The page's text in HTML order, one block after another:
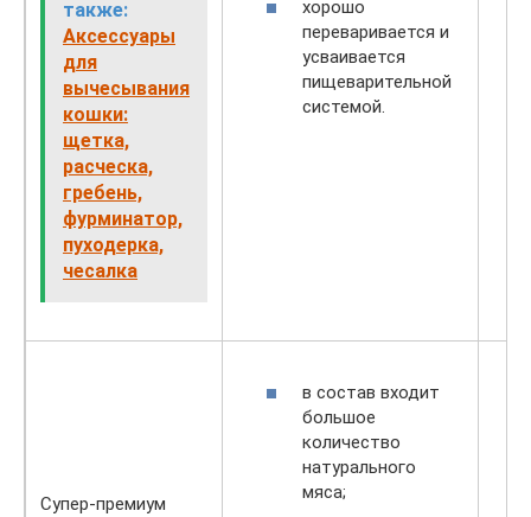
также:
Аксессуары
для
вычесывания
кошки:
щетка,
расческа,
гребень,
фурминатор,
пуходерка,
чесалка
хорошо
переваривается и
усваивается
пищеварительной
системой.
Супер-премиум
в состав входит
большое
количество
натурального
мяса;